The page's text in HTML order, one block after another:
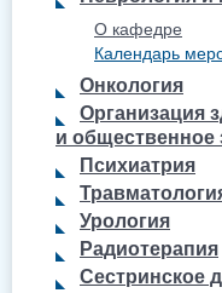
О кафедре
Календарь
Онкология
Организация
и общественное
Психиатрия
Урология
Радиотерапия
Сестринское